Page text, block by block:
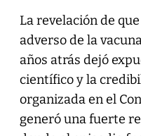
La revelación de
adverso de la
años atrás dejó
científico y la
organizada en el
generó una fuerte